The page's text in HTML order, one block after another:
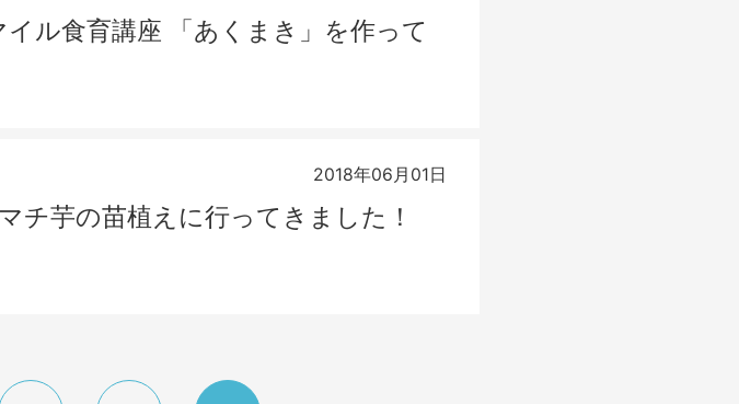
ル食育講座 「あくまき」を作って
2018年06月01日
チ芋の苗植えに行ってきました！